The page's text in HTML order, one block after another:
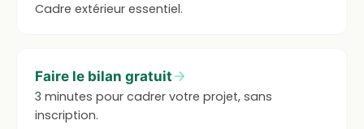
Cadre extérieur essentiel.
Faire le bilan gratuit
3 minutes pour cadrer votre projet, sans
inscription.